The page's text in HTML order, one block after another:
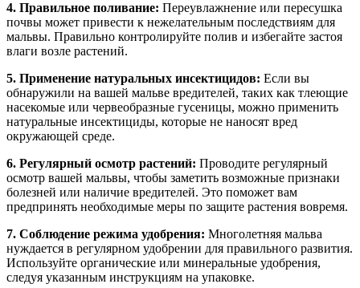
4. Правильное поливание: Переувлажнение или пересушка
почвы может привести к нежелательным последствиям для
мальвы. Правильно контролируйте полив и избегайте застоя
влаги возле растений.
5. Применение натуральных инсектицидов: Если вы
обнаружили на вашей мальве вредителей, таких как тлеющие
насекомые или червеобразные гусеницы, можно применить
натуральные инсектициды, которые не наносят вред
окружающей среде.
6. Регулярный осмотр растений: Проводите регулярный
осмотр вашей мальвы, чтобы заметить возможные признаки
болезней или наличие вредителей. Это поможет вам
предпринять необходимые меры по защите растения вовремя.
7. Соблюдение режима удобрения: Многолетняя мальва
нуждается в регулярном удобрении для правильного развития.
Используйте органические или минеральные удобрения,
следуя указанным инструкциям на упаковке.